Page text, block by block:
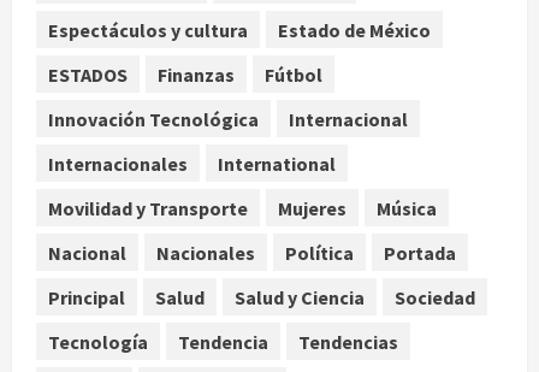
agosto 6, 2026
4
México gana arbitraje contra
más de 219 mdd por bonos de TV
Toluca golea a Seattle Sounders en
agosto 6, 2026
Espectáculos y cultura
Estado de México
ESTADOS
Finanzas
Fútbol
Innovación Tecnológica
Internacional
Internacionales
International
Movilidad y Transporte
Mujeres
Música
Nacional
Nacionales Política
Portada
Principal
Salud Salud y Ciencia
Sociedad
Tecnología
Tendencia
Tendencias